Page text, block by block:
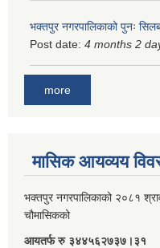
भक्तपुर नगरपालिकाको पुनः
Post date: 4 months 2
more
मासिक आयव्यय
भक्तपुर नगरपालिकाको २०८१
चौमासिकको
आयतर्फ रु‌ ३४४५६२७३७।३१